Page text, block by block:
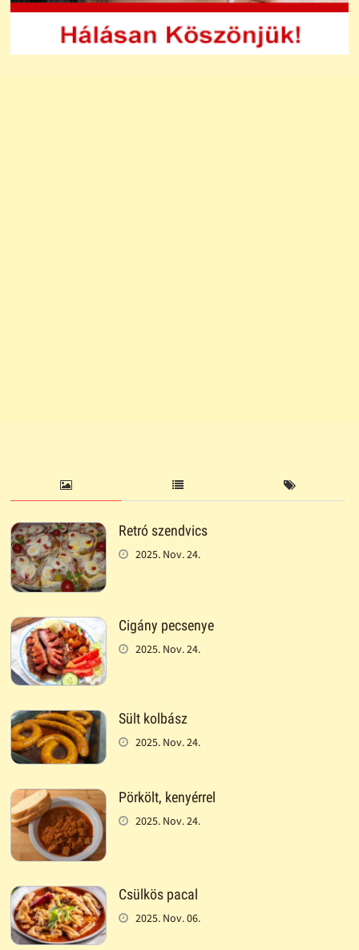
Retró szendvics
2025. Nov. 24.
Cigány pecsenye
2025. Nov. 24.
Sült kolbász
2025. Nov. 24.
Pörkölt, kenyérrel
2025. Nov. 24.
Csülkös pacal
2025. Nov. 06.